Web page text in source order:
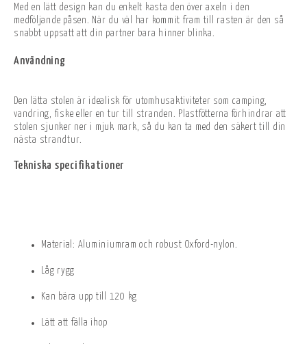
Med en lätt design kan du enkelt kasta den över axeln i den
medföljande påsen. När du väl har kommit fram till rasten är den så
snabbt uppsatt att din partner bara hinner blinka.
Användning
Den lätta stolen är idealisk för utomhusaktiviteter som camping,
vandring, fiske eller en tur till stranden. Plastfötterna förhindrar att
stolen sjunker ner i mjuk mark, så du kan ta med den säkert till din
nästa strandtur.
Tekniska specifikationer
Material: Aluminiumram och robust Oxford-nylon.
Låg rygg
Kan bära upp till 120 kg
Lätt att fälla ihop